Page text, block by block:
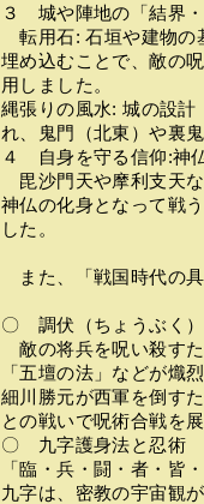
３ 城や陣地の「結界
転用石: 石垣や建物の
埋め込むことで、敵の
用しました。
縄張りの風水: 城の設計
れ、鬼門（北東）や裏
４ 自身を守る信仰:神
毘沙門天や摩利支天
神仏の化身となって戦
した。
また、「戦国時代の
〇 調伏（ちょうぶく
敵の将兵を呪い殺す
「五壇の法」などが熾
細川勝元が西軍を倒す
との戦いで呪術合戦を
〇 九字護身法と忍術
「臨・兵・闘・者・皆
九字は、密教の宇宙観